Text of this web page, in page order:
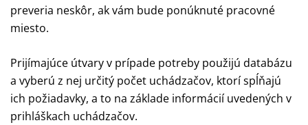
preveria neskôr, ak vám bude ponúknuté pracovné
miesto.
Prijímajúce útvary v prípade potreby použijú databázu
a vyberú z nej určitý počet uchádzačov, ktorí spĺňajú
ich požiadavky, a to na základe informácií uvedených v
prihláškach uchádzačov.